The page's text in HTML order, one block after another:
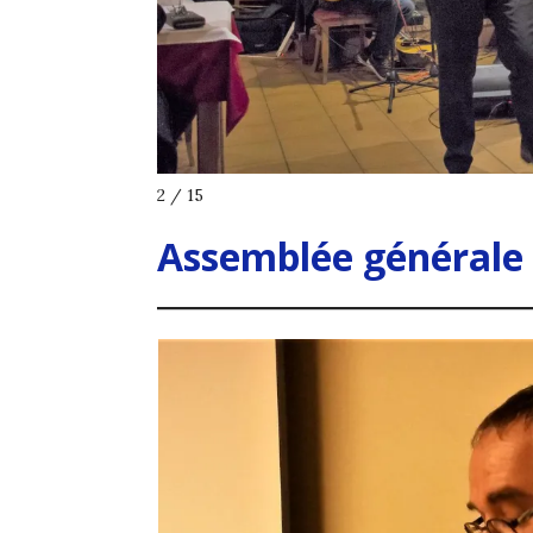
3 / 15
Assemblée générale